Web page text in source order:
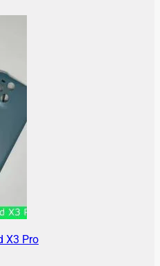
X3 Pro